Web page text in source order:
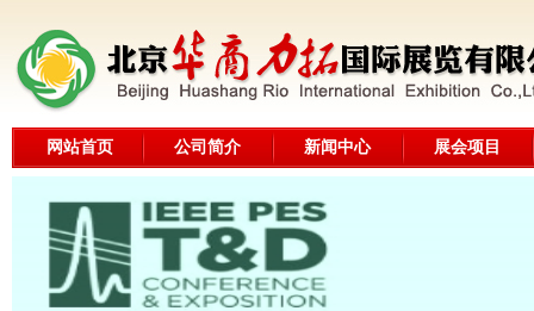
网站首页 公司简介 新闻中心 展会项目